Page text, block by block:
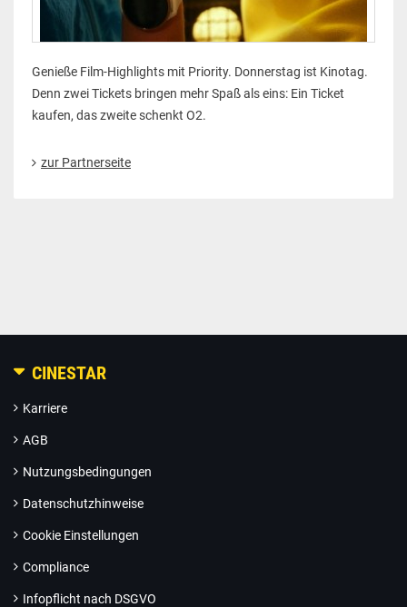
Genieße Film-Highlights mit Priority. Donnerstag ist Kinotag.
Denn zwei Tickets bringen mehr Spaß als eins: Ein Ticket
kaufen, das zweite schenkt O2.
zur Partnerseite
CINESTAR
Karriere
AGB
Nutzungsbedingungen
Datenschutzhinweise
Cookie Einstellungen
Compliance
Infopflicht nach DSGVO